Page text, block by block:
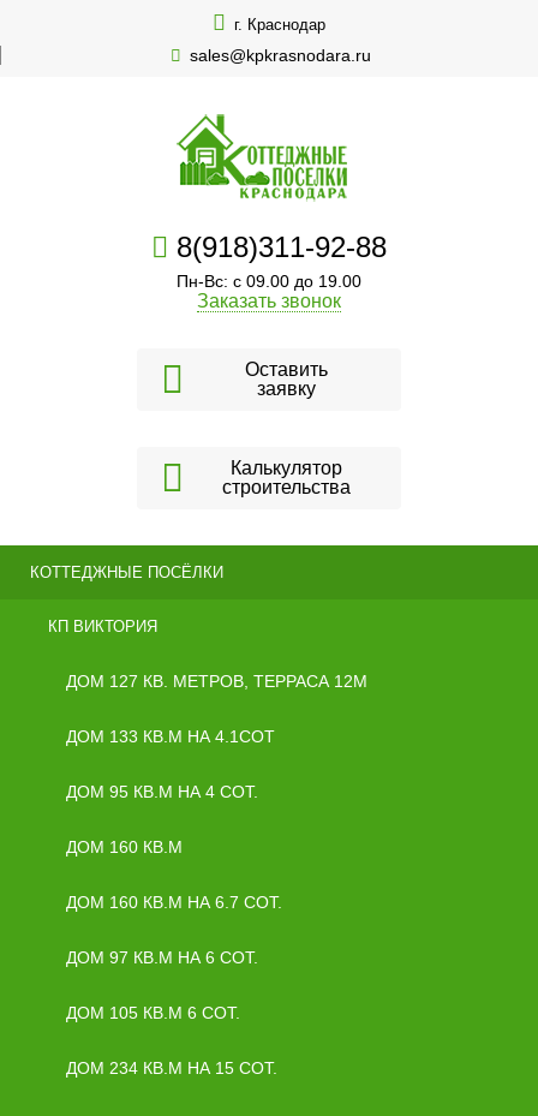
г. Краснодар
sales@kpkrasnodara.ru
8(918)311-92-88
Пн-Вс: с 09.00 до 19.00
Заказать звонок
Оставить
заявку
Калькулятор
строительства
КОТТЕДЖНЫЕ ПОСЁЛКИ
КП ВИКТОРИЯ
ДОМ 127 КВ. МЕТРОВ, ТЕРРАСА 12М
ДОМ 133 КВ.М НА 4.1СОТ
ДОМ 95 КВ.М НА 4 СОТ.
ДОМ 160 КВ.М
ДОМ 160 КВ.М НА 6.7 СОТ.
ДОМ 97 КВ.М НА 6 СОТ.
ДОМ 105 КВ.М 6 СОТ.
ДОМ 234 КВ.М НА 15 СОТ.